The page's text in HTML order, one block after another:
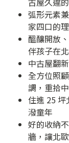
弧形元素
家四口的
醞釀開放
伴孩子在
中古屋翻
全方位照
調，重拾
住進 25
潑童年
好的收納
牆，讓北